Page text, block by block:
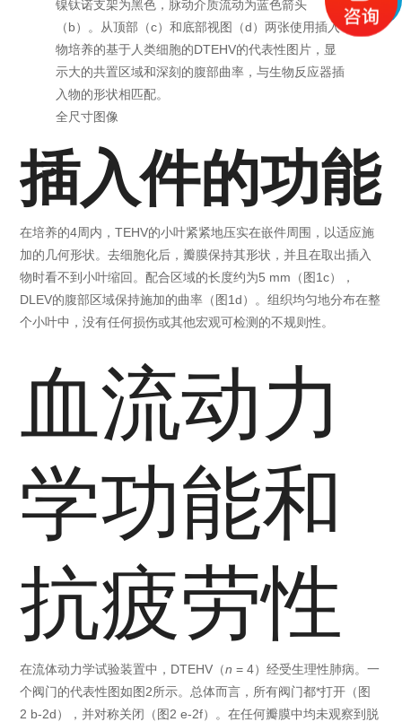
镍钛诺支架为黑色，脉动介质流动为蓝色箭头
（b）。从顶部（c）和底部视图（d）两张使用插入
物培养的基于人类细胞的DTEHV的代表性图片，显
示大的共置区域和深刻的腹部曲率，与生物反应器插
入物的形状相匹配。
全尺寸图像
插入件的功能
在培养的4周内，TEHV的小叶紧紧地压实在嵌件周围，以适应施
加的几何形状。去细胞化后，瓣膜保持其形状，并且在取出插入
物时看不到小叶缩回。配合区域的长度约为5 mm（图1c），
DLEV的腹部区域保持施加的曲率（图1d）。组织均匀地分布在整
个小叶中，没有任何损伤或其他宏观可检测的不规则性。
血流动力
学功能和
抗疲劳性
在流体动力学试验装置中，DTEHV（n = 4）经受生理性肺病。一
个阀门的代表性图如图2所示。总体而言，所有阀门都*打开（图
2 b-2d），并对称关闭（图2 e-2f）。在任何瓣膜中均未观察到脱